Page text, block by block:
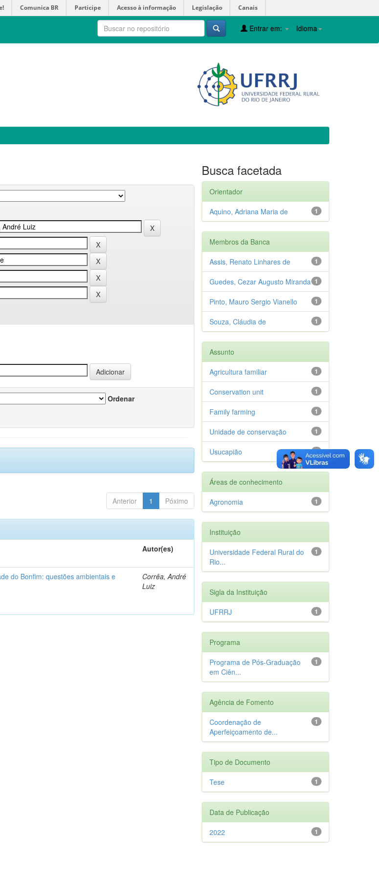
Comunica BR Participe Acesso à informação Legislação Canais
Idioma
Entrar em:
Ordenar
Anterior 1 Póximo
Autor(es)
do Bonfim: questões ambientais e
Corrêa, André
Luiz
Busca facetada
Orientador
1
Aquino, Adriana Maria de
Membros da Banca
1
Assis, Renato Linhares de
1
Guedes, Cezar Augusto Miranda
1
Pinto, Mauro Sergio Vianello
1
Souza, Cláudia de
Assunto
1
Agricultura familiar
1
Conservation unit
1
Family farming
1
Unidade de conservação
1
Usucapião
Áreas de conhecimento
1
Agronomia
Instituição
1
Universidade Federal Rural do
Rio...
Sigla da Instituição
1
UFRRJ
Programa
1
Programa de Pós-Graduação
em Ciên...
Agência de Fomento
1
Coordenação de
Aperfeiçoamento de...
Tipo de Documento
1
Tese
Data de Publicação
1
2022